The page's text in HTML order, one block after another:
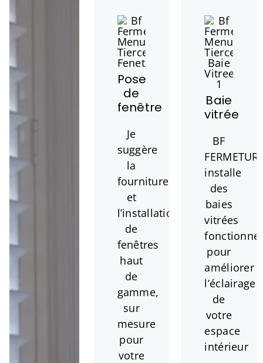
Pose
de
fenêtre
Je
suggère
la
fourniture
et
l’installation
de
fenêtres
haut
de
gamme,
sur
mesure
pour
votre
Baie
vitrée
BF
installe
des
baies
vitrées
pour
améliorer
l’éclairage
de
votre
espace
intérieur